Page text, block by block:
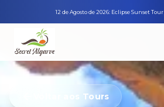
12 de Agosto de 2026: Eclipse Sunset Tour
Voltar aos Tours